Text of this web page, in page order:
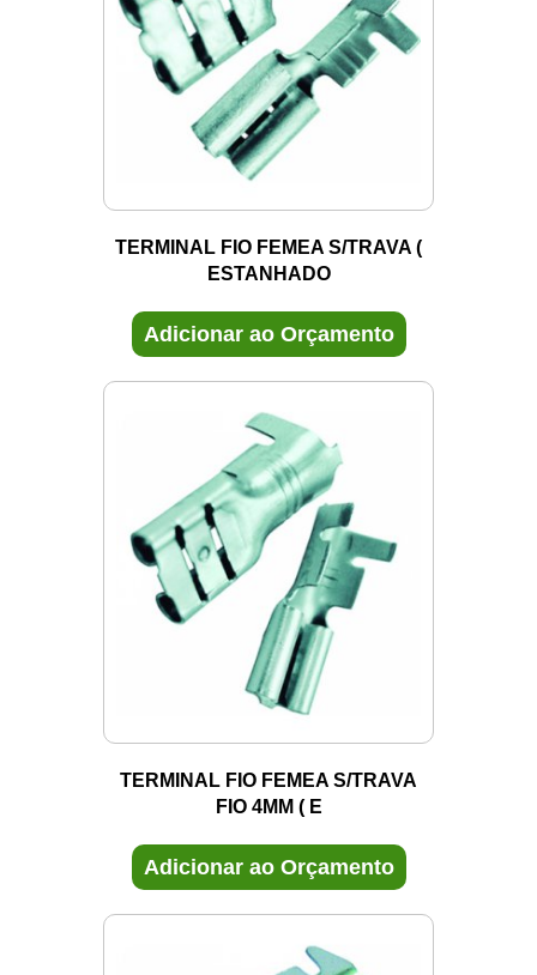
TERMINAL FIO FEMEA S/TRAVA (
ESTANHADO
Adicionar ao Orçamento
TERMINAL FIO FEMEA S/TRAVA
FIO 4MM ( E
Adicionar ao Orçamento